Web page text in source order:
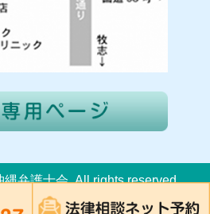
弁護士会. All rights reserved.